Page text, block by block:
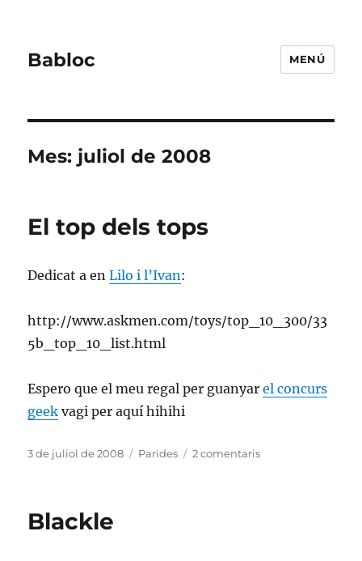
Babloc MENÚ
Mes: juliol de 2008
El top dels tops
Dedicat a enLilo i l’Ivan:
http://www.askmen.com/toys/top_10_300/33
5b_top_10_list.html
Espero que el meu regal per guanyarel concurs
geek vagi per aquí hihihi
Publicat
3 de juliol de 2008 Categories
Parides 2 comentarisa
Blackle